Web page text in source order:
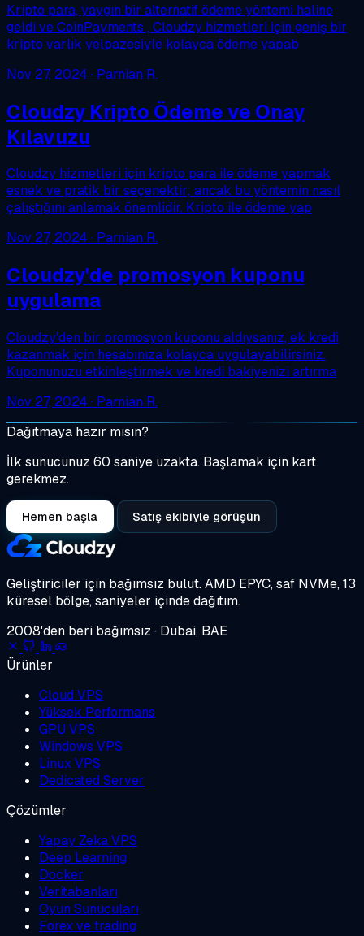
Kripto para, yaygın bir alternatif ödeme yöntemi haline
geldi ve CoinPayments , Cloudzy hizmetleri için geniş bir
kripto varlık yelpazesiyle kolayca ödeme yapab
Nov 27, 2024 · Parnian R.
Cloudzy Kripto Ödeme ve Onay
Kılavuzu
Cloudzy hizmetleri için kripto para ile ödeme yapmak
esnek ve pratik bir seçenektir; ancak bu yöntemin nasıl
çalıştığını anlamak önemlidir. Kripto ile ödeme yap
Nov 27, 2024 · Parnian R.
Cloudzy'de promosyon kuponu
uygulama
Cloudzy'den bir promosyon kuponu aldıysanız, ek kredi
kazanmak için hesabınıza kolayca uygulayabilirsiniz.
Kuponunuzu etkinleştirmek ve kredi bakiyenizi artırma
Nov 27, 2024 · Parnian R.
Dağıtmaya hazır mısın?
İlk sunucunuz 60 saniye uzakta. Başlamak için kart
gerekmez.
Hemen başla Satış ekibiyle görüşün
Geliştiriciler için bağımsız bulut.AMD EPYC, saf NVMe, 13
küresel bölge, saniyeler içinde dağıtım.
2008'den beri bağımsız · Dubai, BAE
Ürünler
Cloud VPS
Yüksek Performans
GPU VPS
Windows VPS
Linux VPS
Dedicated Server
Çözümler
Yapay Zeka VPS
Deep Learning
Docker
Veritabanları
Oyun Sunucuları
Forex ve trading